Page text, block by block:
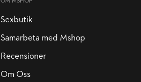
Sexbutik
Samarbeta med Mshop
Recensioner
Om Oss